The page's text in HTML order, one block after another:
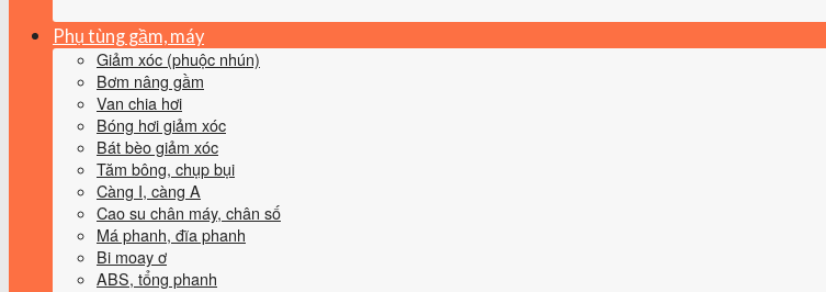
Phụ tùng gầm, máy
Giảm xóc (phuộc nhún)
Bơm nâng gầm
Van chia hơi
Bóng hơi giảm xóc
Bát bèo giảm xóc
Tăm bông, chụp bụi
Càng I, càng A
Cao su chân máy, chân số
Má phanh, đĩa phanh
Bi moay ơ
ABS, tổng phanh